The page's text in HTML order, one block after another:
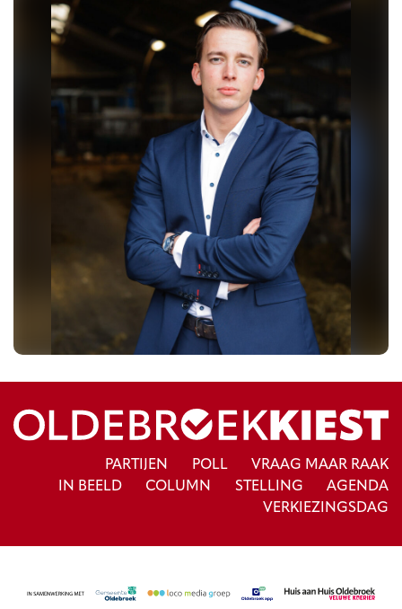
PARTIJEN POLL
VRAAG MAAR RAAK
IN BEELD
COLUMN STELLING
AGENDA
VERKIEZINGSDAG